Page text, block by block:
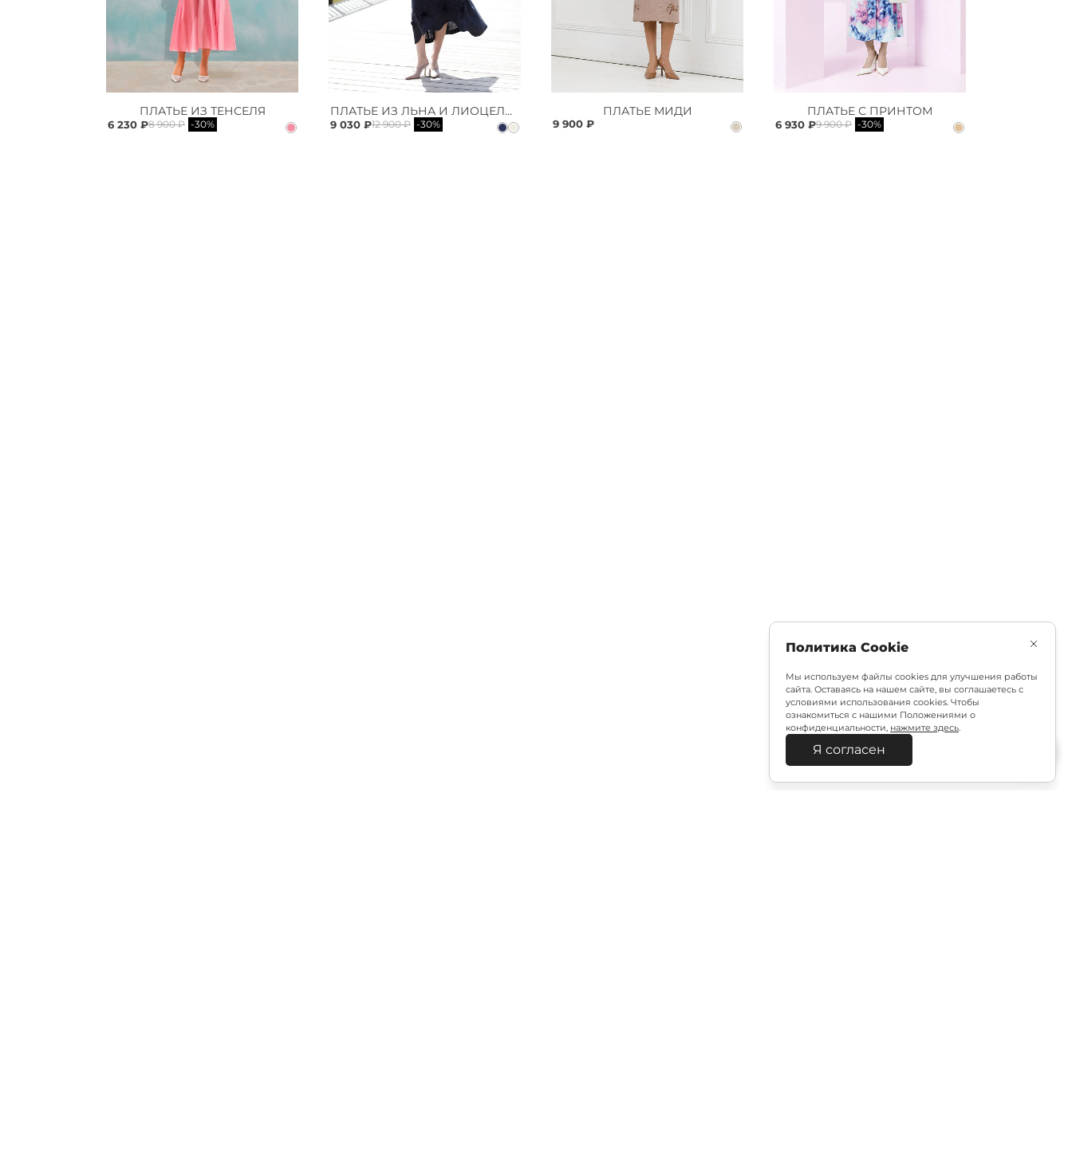
ПЛАТЬЕ ИЗ ТЕНСЕЛЯ
6 230 ₽8 900 ₽ -30%
ПЛАТЬЕ ИЗ ЛЬНА И ЛИОЦЕЛЛА
9 030 ₽12 900 ₽ -30%
ПЛАТЬЕ МИДИ
9 900 ₽
ПЛАТЬЕ С ПРИНТОМ
6 930 ₽9 900 ₽ -30%
Политика Cookie
Мы используем файлы cookies для улучшения работы
сайта. Оставаясь на нашем сайте, вы соглашаетесь с
условиями использования cookies. Чтобы
ознакомиться с нашими Положениями о
конфиденциальности, нажмите здесь.
Я согласен